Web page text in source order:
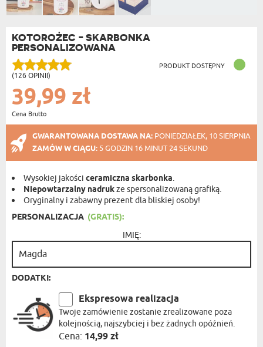
KOTOROŻEC - SKARBONKA
PERSONALIZOWANA
(126 OPINII)
PRODUKT DOSTĘPNY
39,99 zł
Cena Brutto
GWARANTOWANA DOSTAWA NA: PONIEDZIAŁEK, 10 SIERPNIA
ZAMÓW W CIĄGU: 5 GODZIN 16 MINUT 24 SEKUND
Wysokiej jakościceramiczna skarbonka.
Niepowtarzalny nadrukze spersonalizowaną grafiką.
Oryginalny i zabawny prezent dla bliskiej osoby!
PERSONALIZACJA (GRATIS):
IMIĘ:
DODATKI:
Ekspresowa realizacja
Twoje zamówienie zostanie zrealizowane poza
kolejnością, najszybciej i bez żadnych opóźnień.
Cena: 14,99 zł